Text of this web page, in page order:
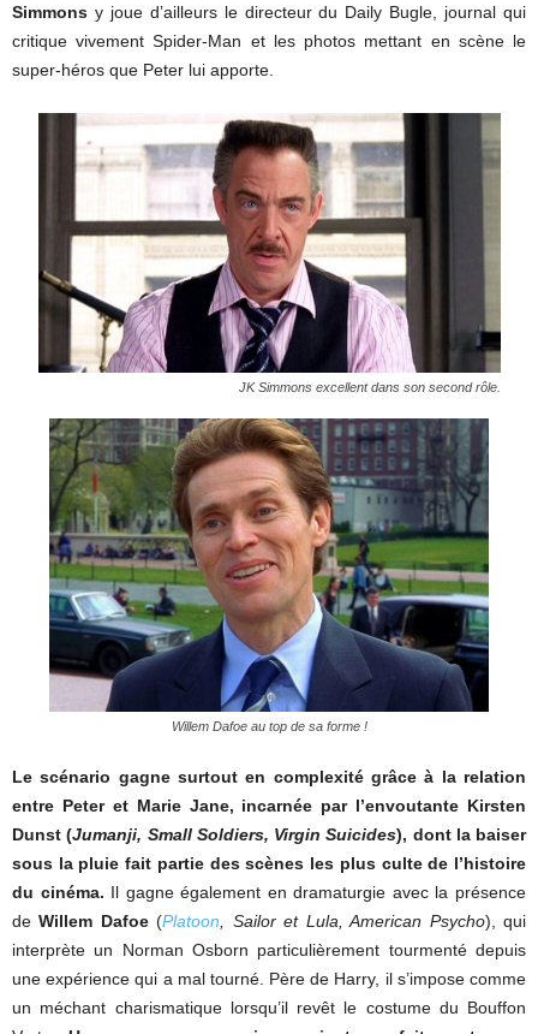
Simmons y joue d’ailleurs le directeur du Daily Bugle, journal qui
critique vivement Spider-Man et les photos mettant en scène le
super-héros que Peter lui apporte.
JK Simmons excellent dans son second rôle.
Willem Dafoe au top de sa forme !
Le scénario gagne surtout en complexité grâce à la relation
entre Peter et Marie Jane, incarnée par l’envoutante Kirsten
Dunst (Jumanji, Small Soldiers, Virgin Suicides), dont la baiser
sous la pluie fait partie des scènes les plus culte de l’histoire
du cinéma. Il gagne également en dramaturgie avec la présence
deWillem Dafoe(Platoon, Sailor et Lula, American Psycho), qui
interprète un Norman Osborn particulièrement tourmenté depuis
une expérience qui a mal tourné. Père de Harry, il s’impose comme
un méchant charismatique lorsqu’il revêt le costume du Bouffon